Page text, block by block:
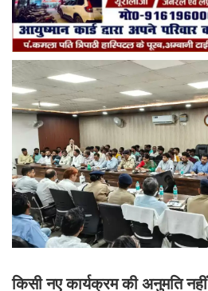
किसी नए कार्यक्रम की अनुमति नहीं